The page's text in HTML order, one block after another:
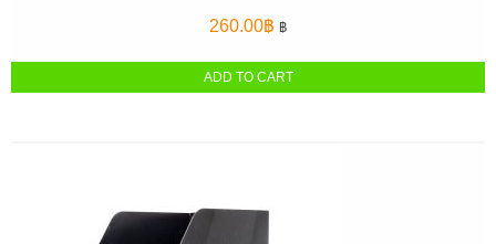
260.00฿ ฿
ADD TO CART